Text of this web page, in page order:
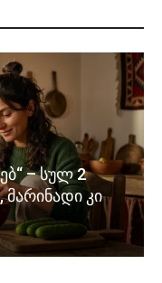
– სულ 2
მარინადი კი